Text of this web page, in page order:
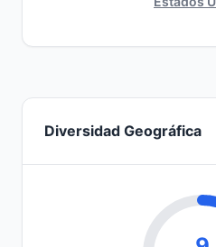
Diversidad Geográfica